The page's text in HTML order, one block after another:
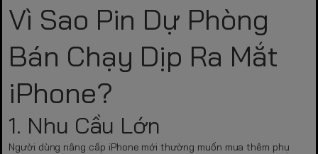
Vì Sao Pin Dự Phòng
Bán Chạy Dịp Ra Mắt
iPhone?
1. Nhu Cầu Lớn
Người dùng nâng cấp iPhone mới thường muốn mua thêm phụ